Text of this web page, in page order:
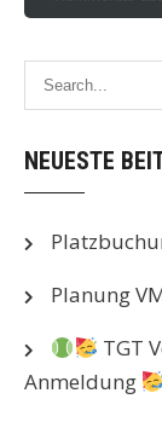
NEUESTE
Planung
TGT
Anmeldung